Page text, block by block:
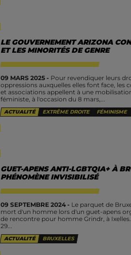
LE GOUVERNEMENT ARIZONA
ET LES MINORITÉS DE GENRE
09 MARS 2025 - Pour revendiquer leurs
oppressions auxquelles elles font face, les
et associations appellent à une
féministe, à l'occasion du 8 mars,...
ACTUALITÉ EXTRÊME DROITE FÉMINISME
GUET-APENS ANTI-LGBTQIA+ À
PHÉNOMÈNE INVISIBILISÉ
09 SEPTEMBRE 2024 - Le parquet de
mort d'un homme lors d'un guet-apens
de rencontre pour homme Grindr, à
29...
ACTUALITÉ BRUXELLES